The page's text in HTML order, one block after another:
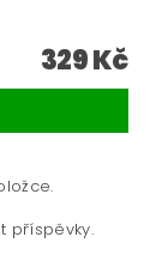
329 Kč
příspěvky.